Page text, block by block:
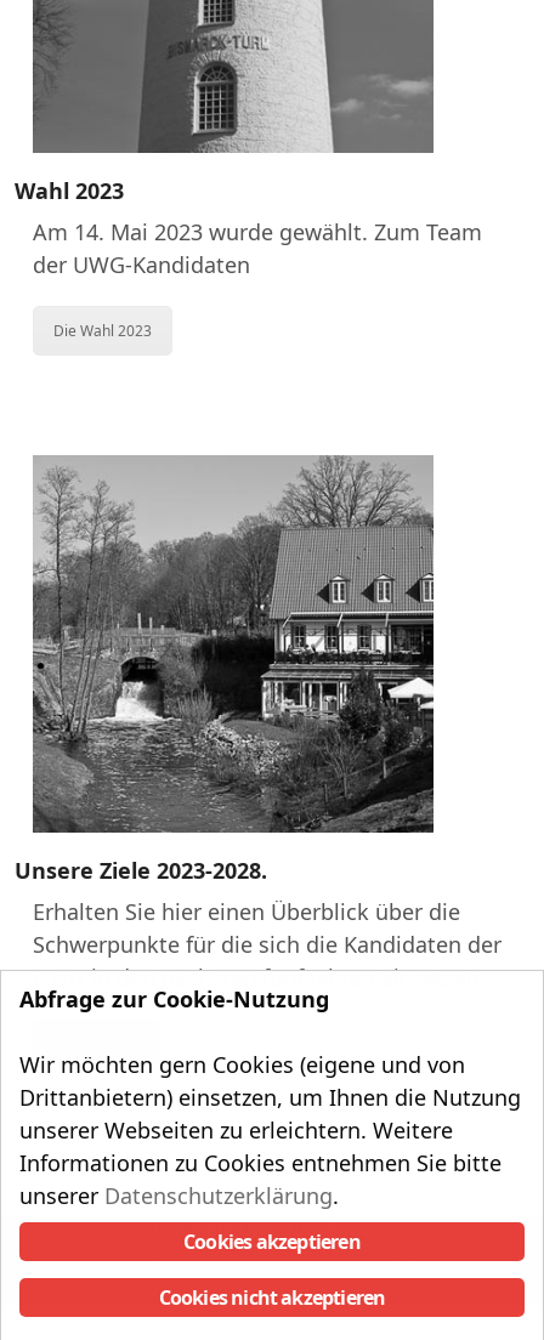
Wahl 2023
Am 14. Mai 2023 wurde gewählt. Zum Team
der UWG-Kandidaten
Die Wahl 2023
Unsere Ziele 2023-2028.
Erhalten Sie hier einen Überblick über die
Schwerpunkte für die sich die Kandidaten der
UWG in den nächsten fünf Jahren einsetzen.
Copyright UWG Aumühle e.V.
UWG auf Instagram
Datenschutzerklärung
Impressum
Abfrage zur Cookie-Nutzung
Wir möchten gern Cookies (eigene und von
Drittanbietern) einsetzen, um Ihnen die Nutzung
unserer Webseiten zu erleichtern. Weitere
Informationen zu Cookies entnehmen Sie bitte
unserer Datenschutzerklärung.
Cookies akzeptieren
Cookies nicht akzeptieren